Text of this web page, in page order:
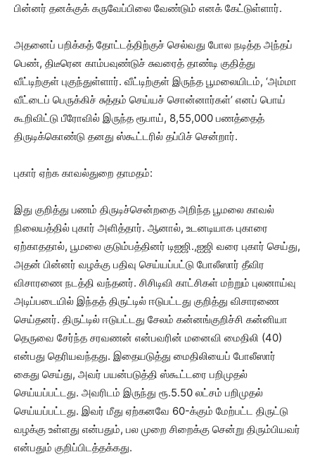
பின்னர் தனக்குக் கருவேப்பிலை வேண்டும் எனக் கேட்டுள்ளார்.
அதனைப் பறிக்கத் தோட்டத்திற்குச் செல்வது போல நடித்த அந்தப்
பெண், திடீரென காம்பவுண்டுச் சுவரைத் தாண்டி குதித்து
வீட்டிற்குள் புகுந்துள்ளார். வீட்டிற்குள் இருந்த பூமலையிடம், ‘அம்மா
வீட்டைப் பெருக்கிச் சுத்தம் செய்யச் சொன்னார்கள்’ எனப் பொய்
கூறிவிட்டு பீரோவில் இருந்த ரூபாய், 8,55,000 பணத்தைத்
திருடிக்கொண்டு தனது ஸ்கூட்டரில் தப்பிச் சென்றார்.
புகார் ஏற்க காவல்துறை தாமதம்:
இது குறித்து பணம் திருடிச்சென்றதை அறிந்த பூமலை காவல்
நிலையத்தில் புகார் அளித்தார். ஆனால், உடனடியாக புகாரை
ஏற்காததால், பூமலை குடும்பத்தினர் டிஐஜி.,ஐஜி வரை புகார் செய்து,
அதன் பின்னர் வழக்கு பதிவு செய்யப்பட்டு போலீஸார் தீவிர
விசாரணை நடத்தி வந்தனர். சிசிடிவி காட்சிகள் மற்றும் புலனாய்வு
அடிப்படையில் இந்தத் திருட்டில் ஈடுபட்டது குறித்து விசாரணை
செய்தனர். திருட்டில் ஈடுபட்டது சேலம் கன்னங்குறிச்சி கன்னியா
தெருவை சேர்ந்த சரவணன் என்பவரின் மனைவி மைதிலி (40)
என்பது தெரியவந்தது. இதையடுத்து மைதிலியைப் போலீஸார்
கைது செய்து, அவர் பயன்படுத்தி ஸ்கூட்டரை பறிமுதல்
செய்யப்பட்டது. அவரிடம் இருந்து ரூ.5.50 லட்சம் பறிமுதல்
செய்யப்பட்டது. இவர் மீது ஏற்கனவே 60-க்கும் மேற்பட்ட திருட்டு
வழக்கு உள்ளது என்பதும், பல முறை சிறைக்கு சென்று திரும்பியவர்
என்பதும் குறிப்பிடத்தக்கது.